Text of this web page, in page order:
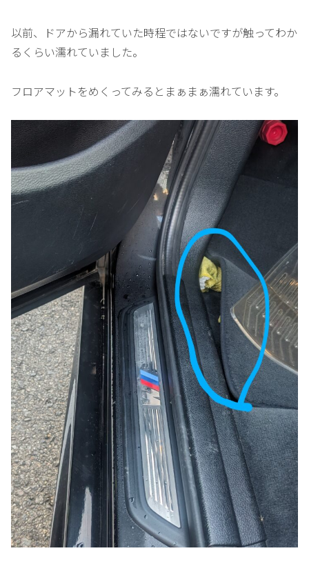
以前、ドアから漏れていた時程ではないですが触ってわか
るくらい濡れていました。
フロアマットをめくってみるとまぁまぁ濡れています。